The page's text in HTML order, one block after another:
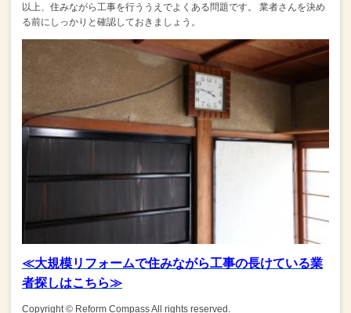
以上、住みながら工事を行ううえでよくある問題です。
業者さんを決め
る前にしっかりと確認しておきましょう。
≪大規模リフォームで住みながら工事の長けている業
者探しはこちら≫
Copyright © Reform Compass All rights reserved.